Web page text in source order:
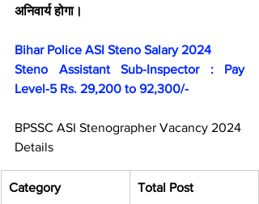
अनिवार्य होगा।
Bihar Police ASI Steno Salary 2024
Steno Assistant Sub-Inspector : Pay
Level-5 Rs. 29,200 to 92,300/-
BPSSC ASI Stenographer Vacancy 2024
Details
Category Total Post